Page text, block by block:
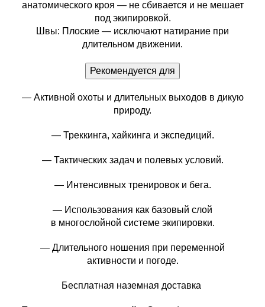
анатомического кроя — не сбивается и не мешает
под экипировкой.
Швы: Плоские — исключают натирание при
длительном движении.
Рекомендуется для
— Активной охоты и длительных выходов в дикую
природу.
— Треккинга, хайкинга и экспедиций.
— Тактических задач и полевых условий.
— Интенсивных тренировок и бега.
— Использования как базовый слой
в многослойной системе экипировки.
— Длительного ношения при переменной
активности и погоде.
Бесплатная наземная доставка